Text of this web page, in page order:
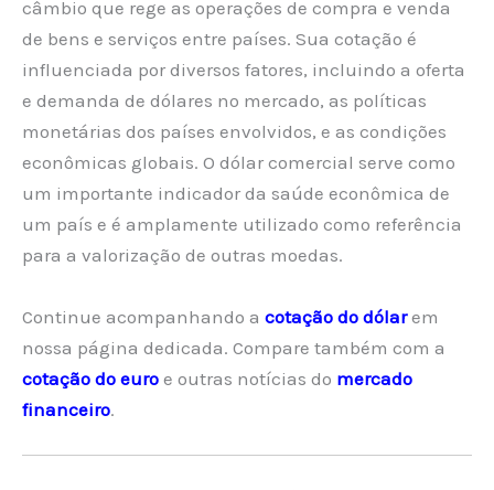
câmbio que rege as operações de compra e venda
de bens e serviços entre países. Sua cotação é
influenciada por diversos fatores, incluindo a oferta
e demanda de dólares no mercado, as políticas
monetárias dos países envolvidos, e as condições
econômicas globais. O dólar comercial serve como
um importante indicador da saúde econômica de
um país e é amplamente utilizado como referência
para a valorização de outras moedas.
Continue acompanhando a cotação do dólarem
nossa página dedicada. Compare também com a
cotação do euro e outras notícias do mercado
financeiro.